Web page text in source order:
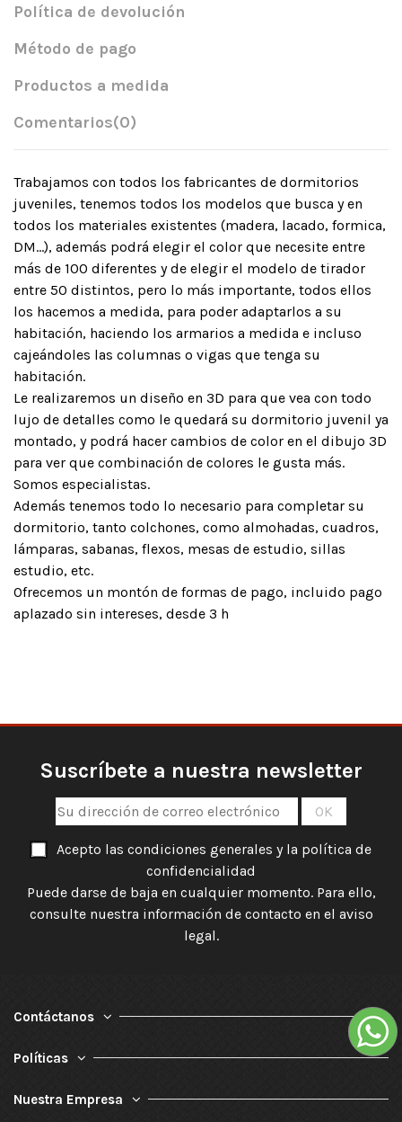
Política de devolución
Método de pago
Productos a medida
Comentarios(0)
Trabajamos con todos los fabricantes de dormitorios
juveniles, tenemos todos los modelos que busca y en
todos los materiales existentes (madera, lacado, formica,
DM…), además podrá elegir el color que necesite entre
más de 100 diferentes y de elegir el modelo de tirador
entre 50 distintos, pero lo más importante, todos ellos
los hacemos a medida, para poder adaptarlos a su
habitación, haciendo los armarios a medida e incluso
cajeándoles las columnas o vigas que tenga su
habitación.
Le realizaremos un diseño en 3D para que vea con todo
lujo de detalles como le quedará su dormitorio juvenil ya
montado, y podrá hacer cambios de color en el dibujo 3D
para ver que combinación de colores le gusta más.
Somos especialistas.
Además tenemos todo lo necesario para completar su
dormitorio, tanto colchones, como almohadas, cuadros,
lámparas, sabanas, flexos, mesas de estudio, sillas
estudio, etc.
Ofrecemos un montón de formas de pago, incluido pago
aplazado sin intereses, desde 3 h
Suscríbete a nuestra newsletter
Acepto las condiciones generales y la política de
confidencialidad
Puede darse de baja en cualquier momento. Para ello,
consulte nuestra información de contacto en el aviso
legal.
Contáctanos
Políticas
Nuestra Empresa